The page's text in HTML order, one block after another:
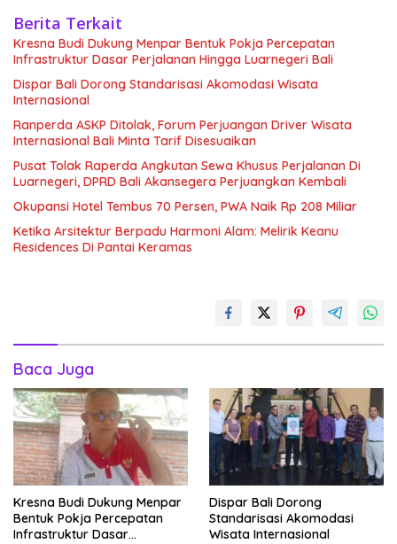
Berita Terkait
Kresna Budi Dukung Menpar Bentuk Pokja Percepatan
Infrastruktur Dasar Perjalanan Hingga Luarnegeri Bali
Dispar Bali Dorong Standarisasi Akomodasi Wisata
Internasional
Ranperda ASKP Ditolak, Forum Perjuangan Driver Wisata
Internasional Bali Minta Tarif Disesuaikan
Pusat Tolak Raperda Angkutan Sewa Khusus Perjalanan Di
Luarnegeri, DPRD Bali Akansegera Perjuangkan Kembali
Okupansi Hotel Tembus 70 Persen, PWA Naik Rp 208 Miliar
Ketika Arsitektur Berpadu Harmoni Alam: Melirik Keanu
Residences Di Pantai Keramas
Baca Juga
Kresna Budi Dukung Menpar
Bentuk Pokja Percepatan
Infrastruktur Dasar
Dispar Bali Dorong
Standarisasi Akomodasi
Wisata Internasional